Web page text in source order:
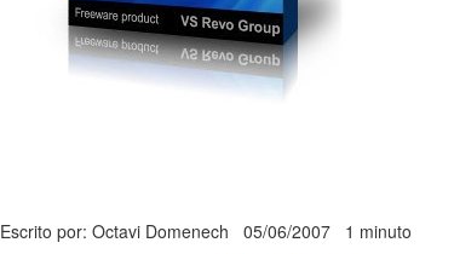
Escrito por: Octavi Domenech 05/06/2007 1 minuto